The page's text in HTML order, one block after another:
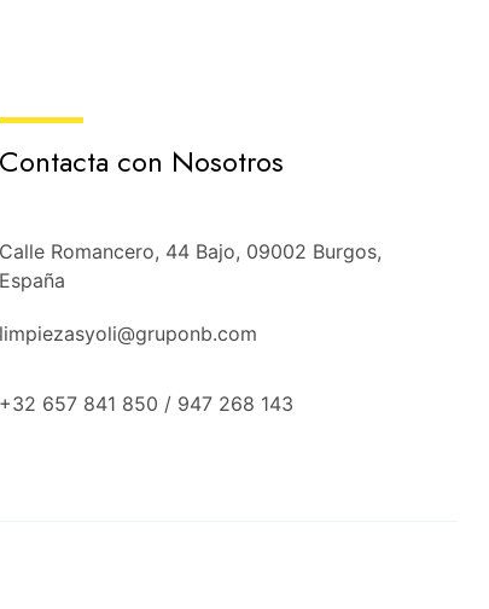
Contacta con Nosotros
Calle Romancero, 44 Bajo, 09002 Burgos,
España
limpiezasyoli@gruponb.com
+32 657 841 850 / 947 268 143